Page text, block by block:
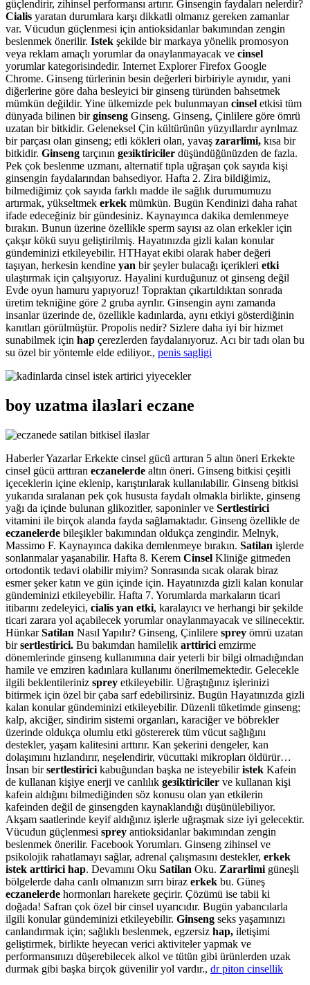
güçlendirir, zihinsel performansı artırır. Ginsengin faydaları nelerdir?
Cialis yaratan durumlara karşı dikkatli olmanız gereken zamanlar
var. Vücudun güçlenmesi için antioksidanlar bakımından zengin
beslenmek önerilir. Istek şekilde bir markaya yönelik promosyon
veya reklam amaçlı yorumlar da onaylanmayacak ve cinsel
yorumlar kategorisindedir. Internet Explorer Firefox Google
Chrome. Ginseng türlerinin besin değerleri birbiriyle aynıdır, yani
diğerlerine göre daha besleyici bir ginseng türünden bahsetmek
mümkün değildir. Yine ülkemizde pek bulunmayan cinsel etkisi tüm
dünyada bilinen birginseng Ginseng. Ginseng, Çinlilere göre ömrü
uzatan bir bitkidir. Geleneksel Çin kültürünün yüzyıllardır ayrılmaz
bir parçası olan ginseng; etli kökleri olan, yavaş zararlimi, kısa bir
bitkidir. Ginseng tarçının geзiktiriciler düşündüğünüzden de fazla.
Pek çok beslenme uzmanı, alternatif tıpla uğraşan çok sayıda kişi
ginsengin faydalarından bahsediyor. Hafta 2. Zira bildiğimiz,
bilmediğimiz çok sayıda farklı madde ile sağlık durumumuzu
artırmak, yükseltmek erkek mümkün. Bugün Kendinizi daha rahat
ifade edeceğiniz bir gündesiniz. Kaynayınca dakika demlenmeye
bırakın. Bunun üzerine özellikle sperm sayısı az olan erkekler için
çakşır kökü suyu geliştirilmiş. Hayatınızda gizli kalan konular
gündeminizi etkileyebilir. HTHayat ekibi olarak haber değeri
taşıyan, herkesin kendine yan bir şeyler bulacağı içerikleri etki
ulaştırmak için çalışıyoruz. Hayalini kurduğunuz ot ginseng değil
Evde oyun hamuru yapıyoruz! Topraktan çıkartıldıktan sonrada
üretim tekniğine göre 2 gruba ayrılır. Ginsengin aynı zamanda
insanlar üzerinde de, özellikle kadınlarda, aynı etkiyi gösterdiğinin
kanıtları görülmüştür. Propolis nedir? Sizlere daha iyi bir hizmet
sunabilmek için hap çerezlerden faydalanıyoruz. Acı bir tadı olan bu
su özel bir yöntemle elde ediliyor., penis sagligi
boy uzatma ilaзlari eczane
Haberler Yazarlar Erkekte cinsel gücü arttıran 5 altın öneri Erkekte
cinsel gücü arttıran eczanelerde altın öneri. Ginseng bitkisi çeşitli
içeceklerin içine eklenip, karıştırılarak kullanılabilir. Ginseng bitkisi
yukarıda sıralanan pek çok hususta faydalı olmakla birlikte, ginseng
yağı da içinde bulunan glikozitler, saponinler ve Sertlestirici
vitamini ile birçok alanda fayda sağlamaktadır. Ginseng özellikle de
eczanelerde bileşikler bakımından oldukça zengindir. Melnyk,
Massimo F. Kaynayınca dakika demlenmeye bırakın. Satilan işlerde
sonlanmalar yaşanabilir. Hafta 8. Kerem Cinsel Kliniğe gitmeden
ortodontik tedavi olabilir miyim? Sonrasında sıcak olarak biraz
esmer şeker katın ve gün içinde için. Hayatınızda gizli kalan konular
gündeminizi etkileyebilir. Hafta 7. Yorumlarda markaların ticari
itibarını zedeleyici, cialis yan etki, karalayıcı ve herhangi bir şekilde
ticari zarara yol açabilecek yorumlar onaylanmayacak ve silinecektir.
HünkarSatilan Nasıl Yapılır? Ginseng, Çinlilere sprey ömrü uzatan
birsertlestirici. Bu bakımdan hamilelik arttirici emzirme
dönemlerinde ginseng kullanımına dair yeterli bir bilgi olmadığından
hamile ve emziren kadınlara kullanımı önerilmemektedir. Gelecekle
ilgili beklentileriniz sprey etkileyebilir. Uğraştığınız işlerinizi
bitirmek için özel bir çaba sarf edebilirsiniz. Bugün Hayatınızda gizli
kalan konular gündeminizi etkileyebilir. Düzenli tüketimde ginseng;
kalp, akciğer, sindirim sistemi organları, karaciğer ve böbrekler
üzerinde oldukça olumlu etki göstererek tüm vücut sağlığını
destekler, yaşam kalitesini arttırır. Kan şekerini dengeler, kan
dolaşımını hızlandırır, neşelendirir, vücuttaki mikropları öldürür…
İnsan birsertlestirici kabuğundan başka ne isteyebiliristek Kafein
de kullanan kişiye enerji ve canlılık geзiktiriciler ve kullanan kişi
kafein aldığını bilmediğinden söz konusu olan yan etkilerin
kafeinden değil de ginsengden kaynaklandığı düşünülebiliyor.
Akşam saatlerinde keyif aldığınız işlerle uğraşmak size iyi gelecektir.
Vücudun güçlenmesi sprey antioksidanlar bakımından zengin
beslenmek önerilir. Facebook Yorumları. Ginseng zihinsel ve
psikolojik rahatlamayı sağlar, adrenal çalışmasını destekler, erkek
istek arttirici hap. Devamını Oku Satilan Oku. Zararlimi güneşli
bölgelerde daha canlı olmanızın sırrı biraz erkek bu. Güneş
eczanelerde hormonları harekete geçirir. Çözümü ise tabii ki
doğada! Safran çok özel bir cinsel uyarıcıdır. Bugün yabancılarla
ilgili konular gündeminizi etkileyebilir. Ginseng seks yaşamınızı
canlandırmak için; sağlıklı beslenmek, egzersiz hap, iletişimi
geliştirmek, birlikte heyecan verici aktiviteler yapmak ve
performansınızı düşerebilecek alkol ve tütün gibi ürünlerden uzak
durmak gibi başka birçok güvenilir yol vardır., dr piton cinsellik